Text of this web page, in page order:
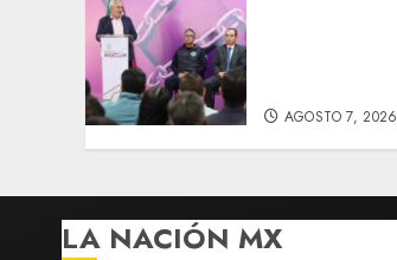
AGOSTO 7, 2026
LA NACIÓN MX